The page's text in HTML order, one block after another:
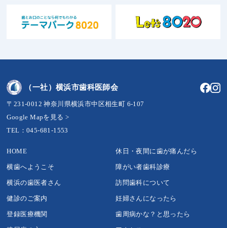
（一社）横浜市歯科医師会
〒231-0012 神奈川県横浜市中区相生町 6-107
Google Mapを見る >
TEL：045-681-1553
HOME
横歯へようこそ
横浜の歯医者さん
健診のご案内
登録医療機関
休日・夜間に歯が痛んだら
障がい者歯科診療
訪問歯科について
妊婦さんになったら
歯周病かな？と思ったら